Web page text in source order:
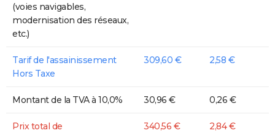
(voies navigables,
modernisation des réseaux,
etc.)
Tarif de l'assainissement
Hors Taxe
309,60 € 2,58 €
Montant de la TVA à 10,0% 30,96 € 0,26 €
Prix total de
340,56 € 2,84 €